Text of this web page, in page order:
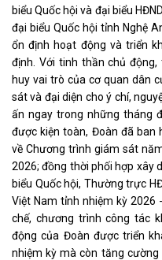
biểu Quốc hội và đại biểu
đại biểu Quốc hội tỉnh Nghệ
ổn định hoạt động và triển
định. Với tinh thần chủ
huy vai trò của cơ quan dân
sát và đại diện cho ý chí,
ấn ngay trong những tháng
được kiện toàn, Đoàn đã ban
về Chương trình giám sát
2026; đồng thời phối hợp xây
biểu Quốc hội, Thường trực
Việt Nam tỉnh nhiệm kỳ 2026
chế, chương trình công tác
động của Đoàn được triển
nhiệm kỳ mà còn tăng